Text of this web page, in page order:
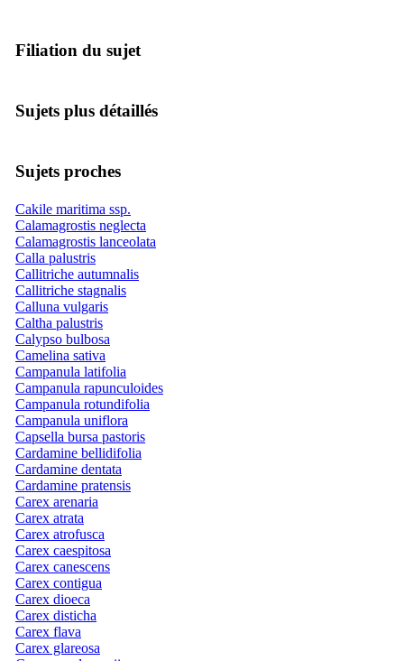
Filiation du sujet
Sujets plus détaillés
Sujets proches
Cakile maritima ssp.
Calamagrostis neglecta
Calamagrostis lanceolata
Calla palustris
Callitriche autumnalis
Callitriche stagnalis
Calluna vulgaris
Caltha palustris
Calypso bulbosa
Camelina sativa
Campanula latifolia
Campanula rapunculoides
Campanula rotundifolia
Campanula uniflora
Capsella bursa pastoris
Cardamine bellidifolia
Cardamine dentata
Cardamine pratensis
Carex arenaria
Carex atrata
Carex atrofusca
Carex caespitosa
Carex canescens
Carex contigua
Carex dioeca
Carex disticha
Carex flava
Carex glareosa